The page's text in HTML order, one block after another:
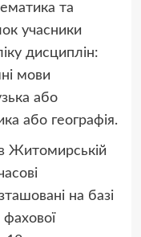
та
учасники
дисциплін:
мови
або
або географія.
Житомирській
на базі
фахової